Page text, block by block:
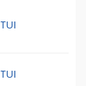
TUI
TUI